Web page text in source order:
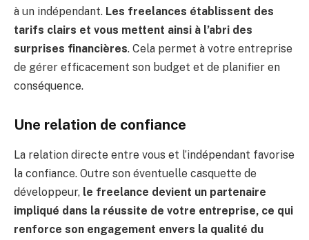
à un indépendant. Les freelances établissent des
tarifs clairs et vous mettent ainsi à l’abri des
surprises financières. Cela permet à votre entreprise
de gérer efficacement son budget et de planifier en
conséquence.
Une relation de confiance
La relation directe entre vous et l’indépendant favorise
la confiance. Outre son éventuelle casquette de
développeur, le freelance devient un partenaire
impliqué dans la réussite de votre entreprise, ce qui
renforce son engagement envers la qualité du